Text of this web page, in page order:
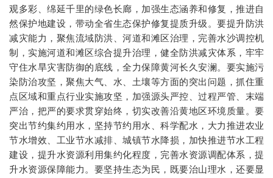
观多彩、绵延千里的绿色长廊，加强生态涵养和修复，推进自
然保护地建设，带动全省生态保护修复提质升级。要提升防洪
减灾能力，聚焦流域防洪、河道和滩区治理，完善水沙调控机
制，实施河道和滩区综合提升治理，健全防洪减灾体系，牢牢
守住水旱灾害防御的底线，全力保障黄河长久安澜。要实施污
染防治攻坚，聚焦大气、水、土壤等方面的突出问题，抓住重
点区域和重点行业实施攻坚，加强源头严控、过程严管、末端
严治，把严的要求贯穿始终，切实改善沿黄地区环境质量。要
突出节约集约用水，坚持节约用水、科学配水，大力推进农业
节水增效、工业节水减排、城镇节水降损，加快推进节水工程
建设，提升水资源利用集约化程度，完善水资源调配体系，提
升水资源保障能力。要坚持生态为民，既要治山理水，还要显